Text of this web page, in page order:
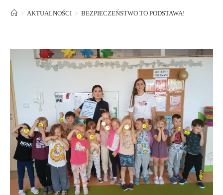
> AKTUALNOŚCI > BEZPIECZEŃSTWO TO PODSTAWA!